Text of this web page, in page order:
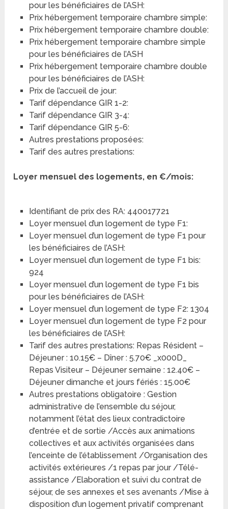
pour les bénéficiaires de l’ASH:
Prix hébergement temporaire chambre simple:
Prix hébergement temporaire chambre double:
Prix hébergement temporaire chambre simple
pour les bénéficiaires de l’ASH
Prix hébergement temporaire chambre double
pour les bénéficiaires de l’ASH:
Prix de l’accueil de jour:
Tarif dépendance GIR 1-2:
Tarif dépendance GIR 3-4:
Tarif dépendance GIR 5-6:
Autres prestations proposées:
Tarif des autres prestations:
Loyer mensuel des logements, en €/mois:
Identifiant de prix des RA: 440017721
Loyer mensuel d’un logement de type F1:
Loyer mensuel d’un logement de type F1 pour
les bénéficiaires de l’ASH:
Loyer mensuel d’un logement de type F1 bis:
924
Loyer mensuel d’un logement de type F1 bis
pour les bénéficiaires de l’ASH:
Loyer mensuel d’un logement de type F2: 1304
Loyer mensuel d’un logement de type F2 pour
les bénéficiaires de l’ASH:
Tarif des autres prestations: Repas Résident –
Déjeuner : 10.15€ – Dîner : 5.70€ _x000D_
Repas Visiteur – Déjeuner semaine : 12.40€ –
Déjeuner dimanche et jours fériés : 15.00€
Autres prestations obligatoire : Gestion
administrative de l’ensemble du séjour,
notamment l’état des lieux contradictoire
d’entrée et de sortie /Accès aux animations
collectives et aux activités organisées dans
l’enceinte de l’établissement /Organisation des
activités extérieures /1 repas par jour /Télé-
assistance /Elaboration et suivi du contrat de
séjour, de ses annexes et ses avenants /Mise à
disposition d’un logement privatif comprenant